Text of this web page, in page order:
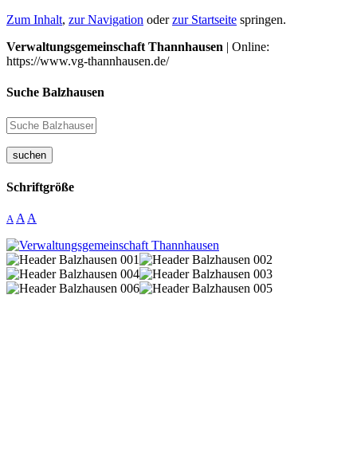
Zum Inhalt, zur Navigation oderzur Startseite springen.
Verwaltungsgemeinschaft Thannhausen | Online:
https://www.vg-thannhausen.de/
Suche Balzhausen
suchen
Schriftgröße
A A A